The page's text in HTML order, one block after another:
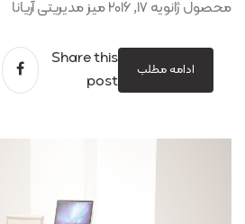
محصول ژانویه 17, 2016 میز مدیریتی آریانا
ادامه مطلب
Share this
post